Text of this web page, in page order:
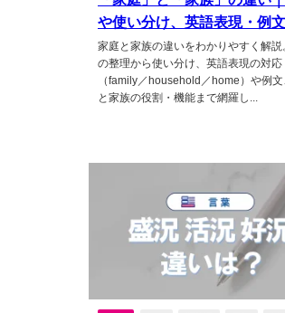
や使い分け、英語表現・例文
家庭と家族の違いをわかりやすく解説
の整理から使い分け、英語表現の対応
（family／household／home）や例文
と家族の役割・機能まで網羅し...